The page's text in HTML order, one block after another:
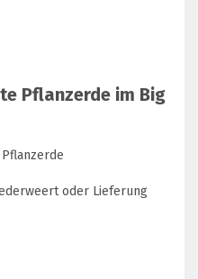
Pflanzerde im Big
oder Lieferung